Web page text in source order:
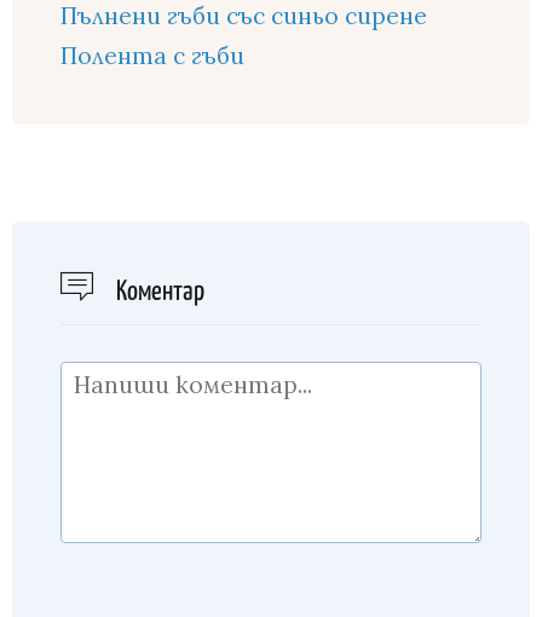
Пълнени гъби със синьо сирене
Полента с гъби
Kоментар